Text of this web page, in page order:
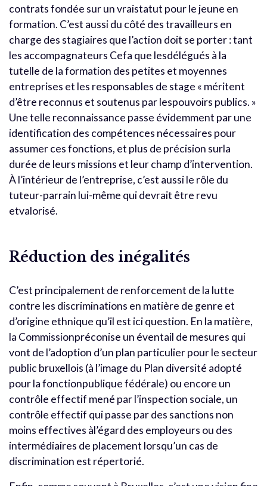
contrats fondée sur un vraistatut pour le jeune en
formation. C’est aussi du côté des travailleurs en
charge des stagiaires que l’action doit se porter : tant
les accompagnateurs Cefa que lesdélégués à la
tutelle de la formation des petites et moyennes
entreprises et les responsables de stage « méritent
d’être reconnus et soutenus par lespouvoirs publics. »
Une telle reconnaissance passe évidemment par une
identification des compétences nécessaires pour
assumer ces fonctions, et plus de précision surla
durée de leurs missions et leur champ d’intervention.
À l’intérieur de l’entreprise, c’est aussi le rôle du
tuteur-parrain lui-même qui devrait être revu
etvalorisé.
Réduction des inégalités
C’est principalement de renforcement de la lutte
contre les discriminations en matière de genre et
d’origine ethnique qu’il est ici question. En la matière,
la Commissionpréconise un éventail de mesures qui
vont de l’adoption d’un plan particulier pour le secteur
public bruxellois (à l’image du Plan diversité adopté
pour la fonctionpublique fédérale) ou encore un
contrôle effectif mené par l’inspection sociale, un
contrôle effectif qui passe par des sanctions non
moins effectives àl’égard des employeurs ou des
intermédiaires de placement lorsqu’un cas de
discrimination est répertorié.